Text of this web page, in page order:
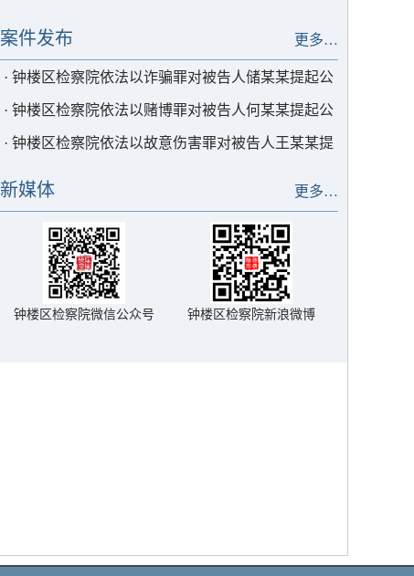
更多…
案件发布
· 钟楼区检察院依法以诈骗罪对被告人储某某提起公
诉
· 钟楼区检察院依法以赌博罪对被告人何某某提起公
诉
· 钟楼区检察院依法以故意伤害罪对被告人王某某提
更多…
新媒体
钟楼区检察院微信公众号 钟楼区检察院新浪微博